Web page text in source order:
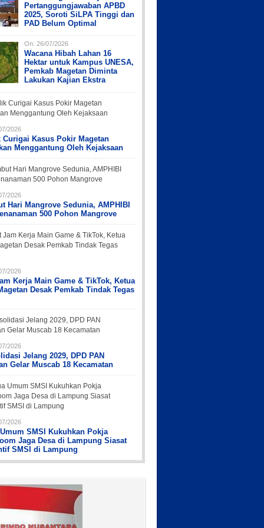
Pertanggungjawaban APBD
2025, Soroti SiLPA Tinggi dan
PAD Belum Optimal
On: 26/07/2026
Wacana Hibah Lahan 16
Hektar untuk Kampus UNESA,
Pemkab Magetan Diminta
Lakukan Kajian Ekstra
2026
Curigai Kasus Pokir Magetan
Menggantung Oleh Kejaksaan
2026
Hari Mangrove Sedunia, AMPHIBI
500 Pohon Mangrove
2026
Kerja Main Game & TikTok, Ketua
Desak Pemkab Tindak Tegas
2026
Jelang 2029, DPD PAN
Gelar Muscab 18 Kecamatan
2026
SMSI Kukuhkan Pokja
Jaga Desa di Lampung Siasat
SMSI di Lampung